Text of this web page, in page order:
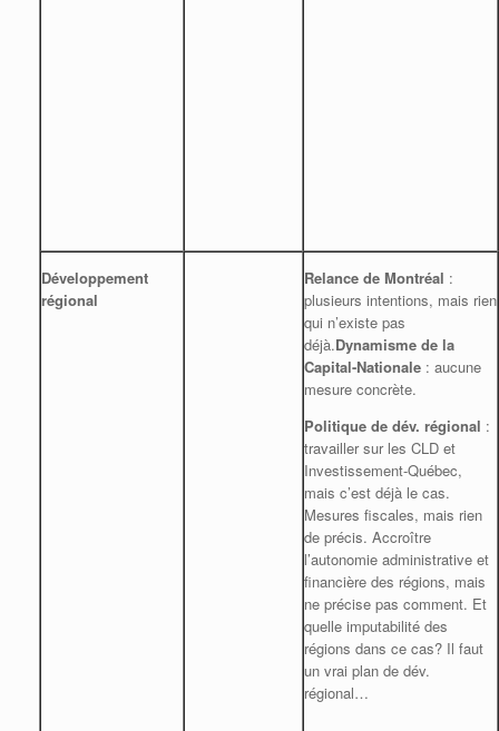
Développement
régional
Relance de Montréal :
plusieurs intentions, mais rien
qui n’existe pas
déjà.Dynamisme de la
Capital-Nationale : aucune
mesure concrète.
Politique de dév. régional :
travailler sur les CLD et
Investissement-Québec,
mais c’est déjà le cas.
Mesures fiscales, mais rien
de précis. Accroître
l’autonomie administrative et
financière des régions, mais
ne précise pas comment. Et
quelle imputabilité des
régions dans ce cas? Il faut
un vrai plan de dév.
régional…